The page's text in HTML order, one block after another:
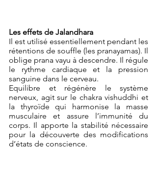
Les effets de Jalandhara
Il est utilisé essentiellement pendant les
rétentions de souffle (les pranayamas). Il
oblige prana vayu à descendre. Il régule
le rythme cardiaque et la pression
sanguine dans le cerveau.
Equilibre et régénère le système
nerveux, agit sur le chakra vishuddhi et
la thyroïde qui harmonise la masse
musculaire et assure l’immunité du
corps. Il apporte la stabilité nécessaire
pour la découverte des modifications
d’états de conscience.